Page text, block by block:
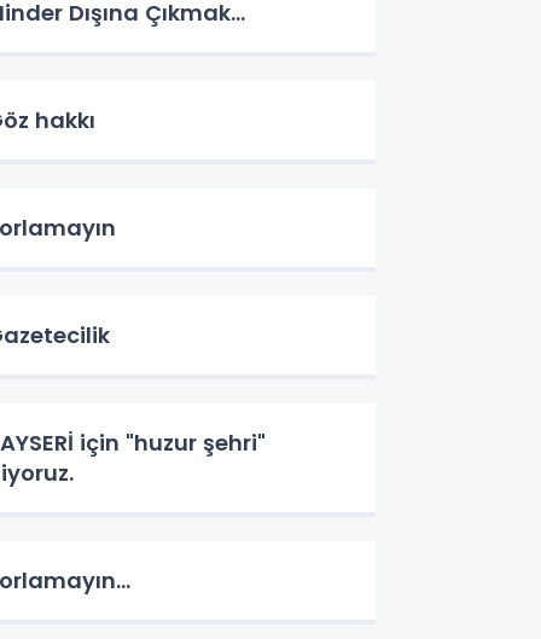
Dışına Çıkmak...
hakkı
için "huzur şehri"